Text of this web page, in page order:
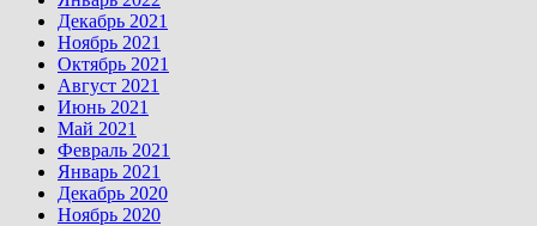
Декабрь 2021
Ноябрь 2021
Октябрь 2021
Август 2021
Июнь 2021
Май 2021
Февраль 2021
Январь 2021
Декабрь 2020
Ноябрь 2020